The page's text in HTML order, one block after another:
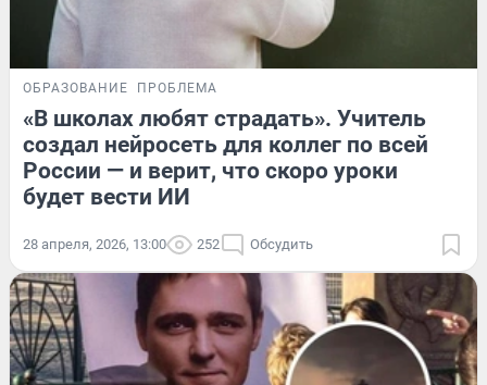
ОБРАЗОВАНИЕ ПРОБЛЕМА
«В школах любят страдать». Учитель
создал нейросеть для коллег по всей
России — и верит, что скоро уроки
будет вести ИИ
28 апреля, 2026, 13:00 252 Обсудить